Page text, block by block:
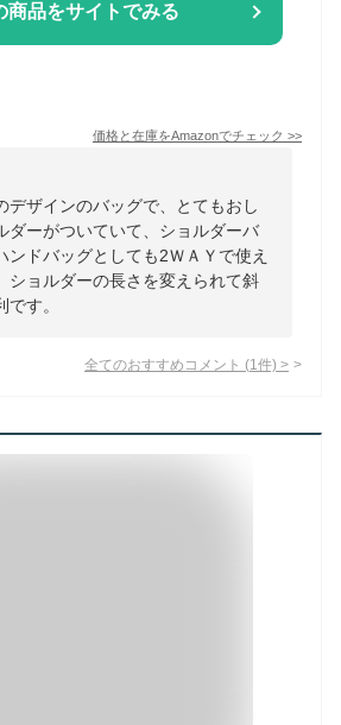
商品をサイトでみる
価格と在庫をAmazonでチェック >>
デザインのバッグで、とてもおし
ダーがついていて、ショルダーバ
ンドバッグとしても2ＷＡＹで使え
ショルダーの長さを変えられて斜
す。
全てのおすすめコメント (1 件) >